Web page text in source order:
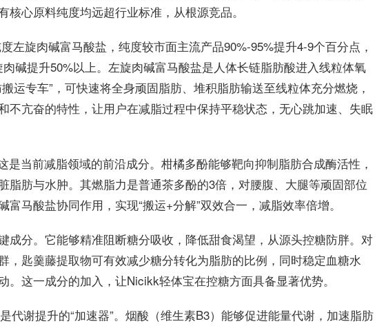
心原料纯度均远超行业标准，从根源竞品。
左旋肉碱富马酸盐，纯度较市面主流产品90%-95%提升4-9个百分点，
碱提升50%以上。左旋肉碱富马酸盐是人体长链脂肪酸进入线粒体氧
运专车”，可快速将全身顽固脂肪、堆积脂肪输送至线粒体充分燃烧，
不亢奋的特性，让用户在减脂过程中保持平稳状态，无心跳加速、失眠
是当前减脂领域的前沿成分。柑橘多酚能够靶向抑制脂肪合成酶活性，
脂肪与水肿。其燃脂力是普通茶多酚的3倍，对腰腹、大腿等顽固部位
马酸盐协同作用，实现“搬运+分解”双效合一，减脂效率倍增。
成分。它能够精准阻断糖分吸收，降低甜食渴望，从源头控糖防胖。对
，匙羹藤提取物可有效减少糖分转化为脂肪的比例，同时稳定血糖水
这一成分的加入，让Nicikk轻体宝在控糖方面具备显著优势。
代谢提升的“加速器”。烟酸（维生素B3）能够促进能量代谢，加速脂肪